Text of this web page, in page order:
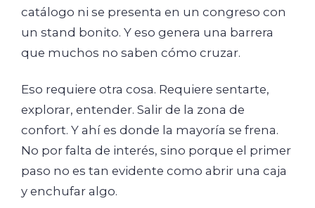
catálogo ni se presenta en un congreso con
un stand bonito. Y eso genera una barrera
que muchos no saben cómo cruzar.
Eso requiere otra cosa. Requiere sentarte,
explorar, entender. Salir de la zona de
confort. Y ahí es donde la mayoría se frena.
No por falta de interés, sino porque el primer
paso no es tan evidente como abrir una caja
y enchufar algo.